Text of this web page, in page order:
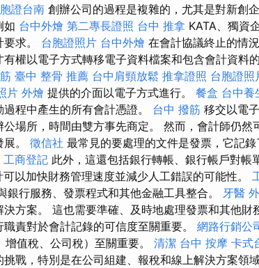
證台南 創辦公司的過程是複雜的，尤其是對新創
如 台中外燴 第二專長證照 台中 推拿 KATA、獨資
求。 台胞證照片 台中外燴 在會計協議終止的情
權以電子方式轉移電子資料檔案和包含會計資料
臺中 整骨 推薦 台中肩頸放鬆 推拿證照 台胞證照
片 外燴 提供的介面以電子方式進行。 餐盒 台中養
程中產生的所有會計憑證。 台中 撥筋 移交以電
場所，時間由雙方事先商定。 然而，會計師仍然
。 徵信社 最常見的要處理的文件是發票，它記
工商登記 此外，這還包括銀行轉帳、銀行帳戶對帳
以加快財務管理速度並減少人工錯誤的可能性。
銀行服務、發票程式和其他金融工具整合。 牙醫
方案。 這也需要準確、及時地處理發票和其他財
責對於會計記錄的可信度至關重要。 網路行銷公
增值稅、公司稅）至關重要。 清潔 台中 按摩 卡式
戰，特別是在公司組建、報稅和線上解決方案領